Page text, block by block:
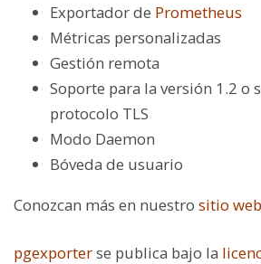
Exportador de Prometheus
Métricas personalizadas
Gestión remota
Soporte para la versión 1.2 o
protocolo TLS
Modo Daemon
Bóveda de usuario
Conozcan más en nuestro sitio web
pgexporterse publica bajo la